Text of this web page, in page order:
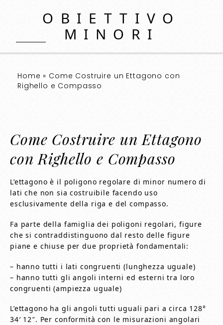
OBIETTIVO
MINORI
Home » Come Costruire un Ettagono con
Righello e Compasso
Come Costruire un Ettagono
con Righello e Compasso
L’ettagono è il poligono regolare di minor numero di
lati che non sia costruibile facendo uso
esclusivamente della riga e del compasso.
Fa parte della famiglia dei poligoni regolari, figure
che si contraddistinguono dal resto delle figure
piane e chiuse per due proprietà fondamentali:
– hanno tutti i lati congruenti (lunghezza uguale)
– hanno tutti gli angoli interni ed esterni tra loro
congruenti (ampiezza uguale)
L’ettagono ha gli angoli tutti uguali pari a circa 128°
34′ 12″. Per conformità con le misurazioni angolari